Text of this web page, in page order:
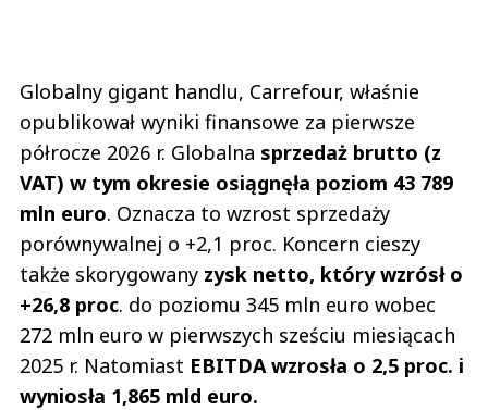
Globalny gigant handlu, Carrefour, właśnie
opublikował wyniki finansowe za pierwsze
półrocze 2026 r. Globalna sprzedaż brutto (z
VAT) w tym okresie osiągnęła poziom 43 789
mln euro. Oznacza to wzrost sprzedaży
porównywalnej o +2,1 proc. Koncern cieszy
także skorygowany zysk netto, który wzrósł o
+26,8 proc. do poziomu 345 mln euro wobec
272 mln euro w pierwszych sześciu miesiącach
2025 r. Natomiast EBITDA wzrosła o 2,5 proc. i
wyniosła 1,865 mld euro.